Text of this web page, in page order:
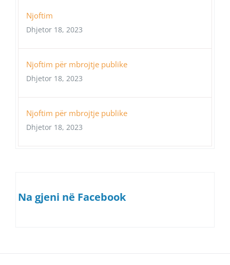
Njoftim
Dhjetor 18, 2023
Njoftim për mbrojtje publike
Dhjetor 18, 2023
Njoftim për mbrojtje publike
Dhjetor 18, 2023
Na gjeni në Facebook